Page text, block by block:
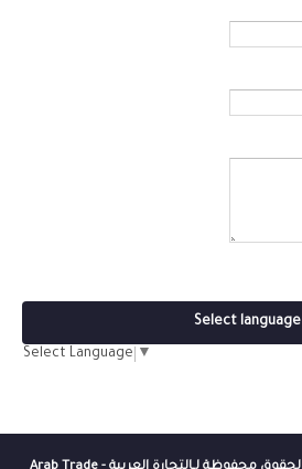
Select language
Select Language ▼